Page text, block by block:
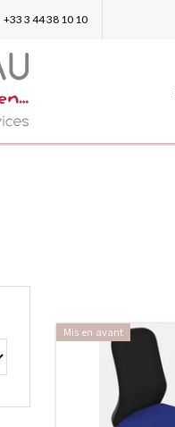
+33 3 44 38 10 10
Mis en avant